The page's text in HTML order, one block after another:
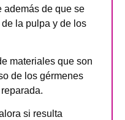
además de que se
la pulpa y de los
materiales que son
de los gérmenes
si resulta